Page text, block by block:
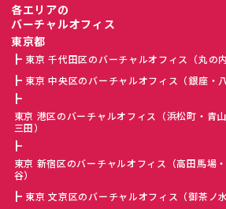
各エリアの
バーチャルオフィス
東京都
東京 千代田区のバーチャルオフィス（丸の
東京 中央区のバーチャルオフィス（銀座・
東京 港区のバーチャルオフィス（浜松町・青
三田）
東京 新宿区のバーチャルオフィス（高田馬場
谷）
東京 文京区のバーチャルオフィス（御茶ノ